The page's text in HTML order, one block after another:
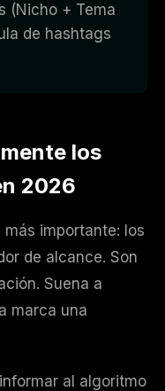
(Nicho + Tema
de hashtags
los
2026
importante: los
de alcance. Son
Suena a
marca una
al algoritmo